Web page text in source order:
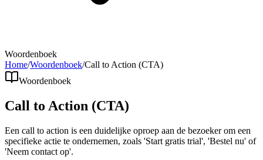
Woordenboek
Home/Woordenboek/Call to Action (CTA)
Woordenboek
Call to Action (CTA)
Een call to action is een duidelijke oproep aan de bezoeker om een
specifieke actie te ondernemen, zoals 'Start gratis trial', 'Bestel nu' of
'Neem contact op'.